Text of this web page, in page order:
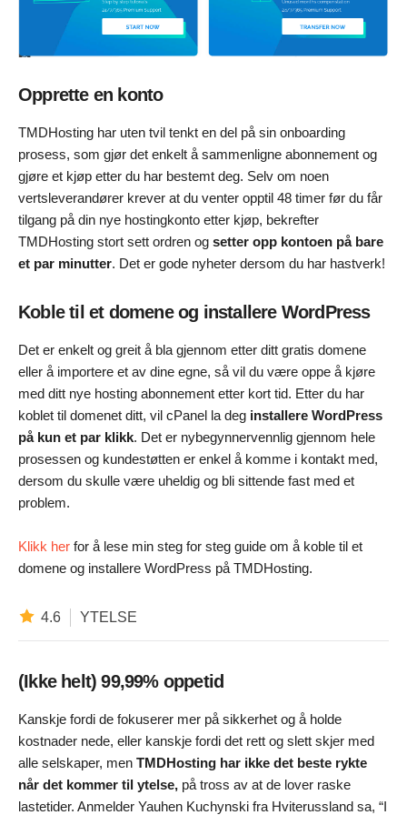
Opprette en konto
TMDHosting har uten tvil tenkt en del på sin onboarding
prosess, som gjør det enkelt å sammenligne abonnement og
gjøre et kjøp etter du har bestemt deg. Selv om noen
vertsleverandører krever at du venter opptil 48 timer før du får
tilgang på din nye hostingkonto etter kjøp, bekrefter
TMDHosting stort sett ordren og setter opp kontoen på bare
et par minutter. Det er gode nyheter dersom du har hastverk!
Koble til et domene og installere WordPress
Det er enkelt og greit å bla gjennom etter ditt gratis domene
eller å importere et av dine egne, så vil du være oppe å kjøre
med ditt nye hosting abonnement etter kort tid. Etter du har
koblet til domenet ditt, vil cPanel la deg installere WordPress
på kun et par klikk. Det er nybegynnervennlig gjennom hele
prosessen og kundestøtten er enkel å komme i kontakt med,
dersom du skulle være uheldig og bli sittende fast med et
problem.
Klikk her for å lese min steg for steg guide om å koble til et
domene og installere WordPress på TMDHosting.
4.6 YTELSE
(Ikke helt) 99,99% oppetid
Kanskje fordi de fokuserer mer på sikkerhet og å holde
kostnader nede, eller kanskje fordi det rett og slett skjer med
alle selskaper, men TMDHosting har ikke det beste rykte
når det kommer til ytelse, på tross av at de lover raske
lastetider. Anmelder Yauhen Kuchynski fra Hviterussland sa, “I